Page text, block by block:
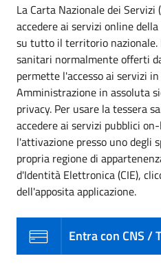
La Carta Nazionale dei Servizi
accedere ai servizi online
su tutto il territorio nazionale.
sanitari normalmente offerti
permette l'accesso ai servizi
Amministrazione in assoluta
privacy. Per usare la tessera
accedere ai servizi pubblici
l'attivazione presso uno degli
propria regione di
d'Identità Elettronica (CIE),
dell'apposita applicazione.
Entra con CNS /